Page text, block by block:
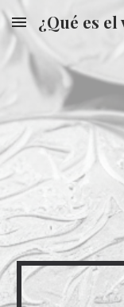
Skip to main
¿Qué es el